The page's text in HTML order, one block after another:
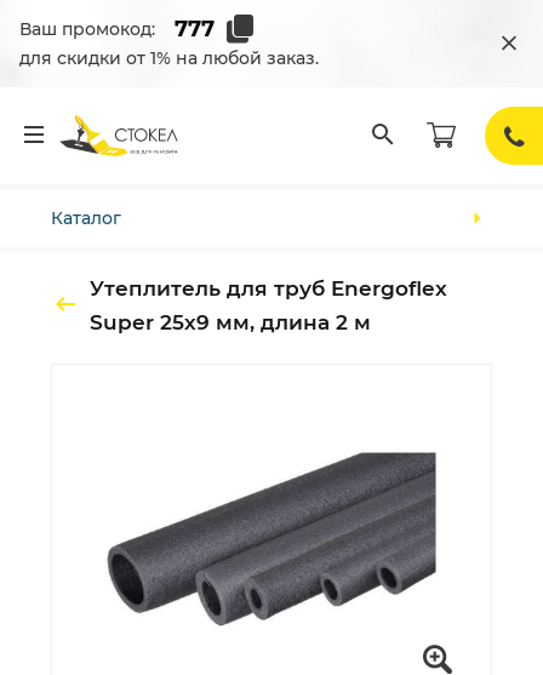
Ваш промокод:
для скидки от 1% на любой заказ.
Каталог
Утеплитель для труб Energoflex
Super 25х9 мм, длина 2 м